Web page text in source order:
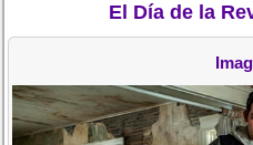
El Día de la